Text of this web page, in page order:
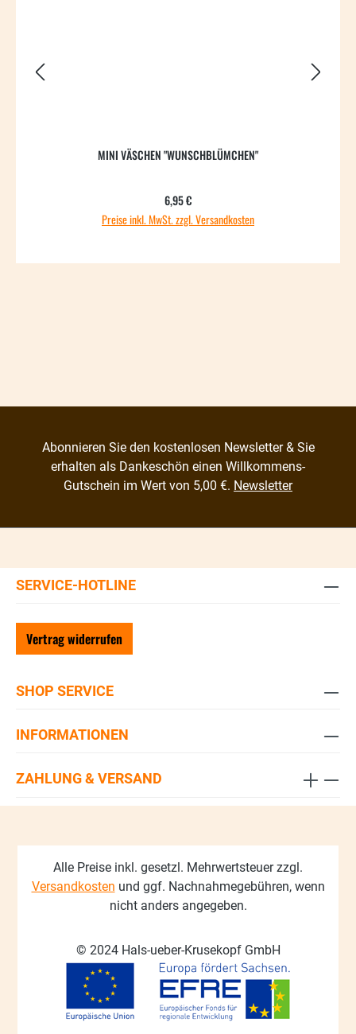
MINI VÄSCHEN "WUNSCHBLÜMCHEN"
Regulärer Preis:
6,95 €
Preise inkl. MwSt. zzgl. Versandkosten
Abonnieren Sie den kostenlosen Newsletter & Sie
erhalten als Dankeschön einen Willkommens-
Gutschein im Wert von 5,00 €. Newsletter
SERVICE-HOTLINE
Vertrag widerrufen
SHOP SERVICE
INFORMATIONEN
ZAHLUNG & VERSAND
Alle Preise inkl. gesetzl. Mehrwertsteuer zzgl.
Versandkosten und ggf. Nachnahmegebühren, wenn
nicht anders angegeben.
© 2024 Hals-ueber-Krusekopf GmbH